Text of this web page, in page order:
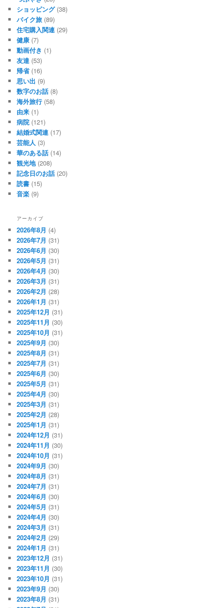
ショッピング(38)
バイク旅 (89)
住宅購入関連 (29)
健康 (7)
動画付き (1)
友達 (53)
帰省(16)
思い出 (9)
数字のお話 (8)
海外旅行 (58)
由来 (1)
病院 (121)
結婚式関連 (17)
芸能人 (3)
華のある話 (14)
観光地(208)
記念日のお話 (20)
読書 (15)
音楽 (9)
アーカイブ
2026年8月 (4)
2026年7月 (31)
2026年6月 (30)
2026年5月 (31)
2026年4月 (30)
2026年3月 (31)
2026年2月 (28)
2026年1月 (31)
2025年12月 (31)
2025年11月 (30)
2025年10月 (31)
2025年9月 (30)
2025年8月 (31)
2025年7月 (31)
2025年6月 (30)
2025年5月 (31)
2025年4月 (30)
2025年3月 (31)
2025年2月 (28)
2025年1月 (31)
2024年12月 (31)
2024年11月 (30)
2024年10月 (31)
2024年9月 (30)
2024年8月 (31)
2024年7月 (31)
2024年6月 (30)
2024年5月 (31)
2024年4月 (30)
2024年3月 (31)
2024年2月 (29)
2024年1月 (31)
2023年12月 (31)
2023年11月 (30)
2023年10月 (31)
2023年9月 (30)
2023年8月 (31)